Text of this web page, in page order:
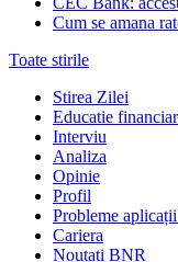
Cum se amana
Toate stirile
Stirea Zilei
Educatie
Interviu
Analiza
Opinie
Profil
Probleme
Cariera
Noutati BNR